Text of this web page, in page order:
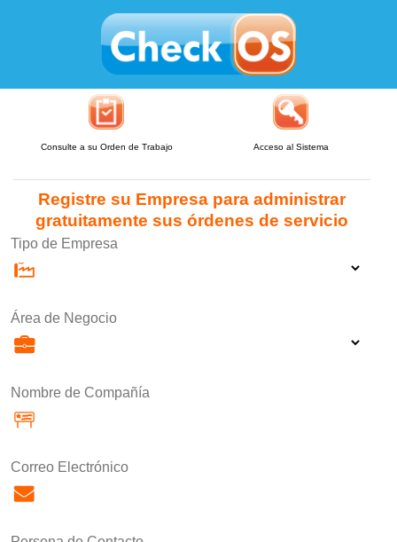
Consulte a su Orden de Trabajo Acceso al Sistema
Registre su Empresa para administrar
gratuitamente sus órdenes de servicio
Tipo de Empresa
Área de Negocio
Nombre de Compañía
Correo Electrónico